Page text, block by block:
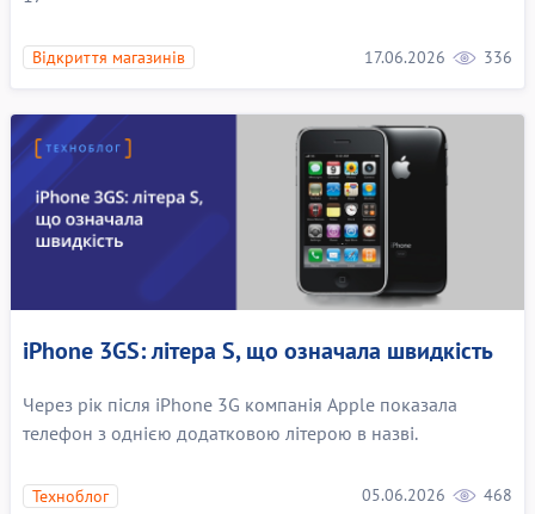
Відкриття магазинів 17.06.2026 336
iPhone 3GS: літера S, що означала швидкість
Через рік після iPhone 3G компанія Apple показала
телефон з однією додатковою літерою в назві.
Техноблог 05.06.2026 468